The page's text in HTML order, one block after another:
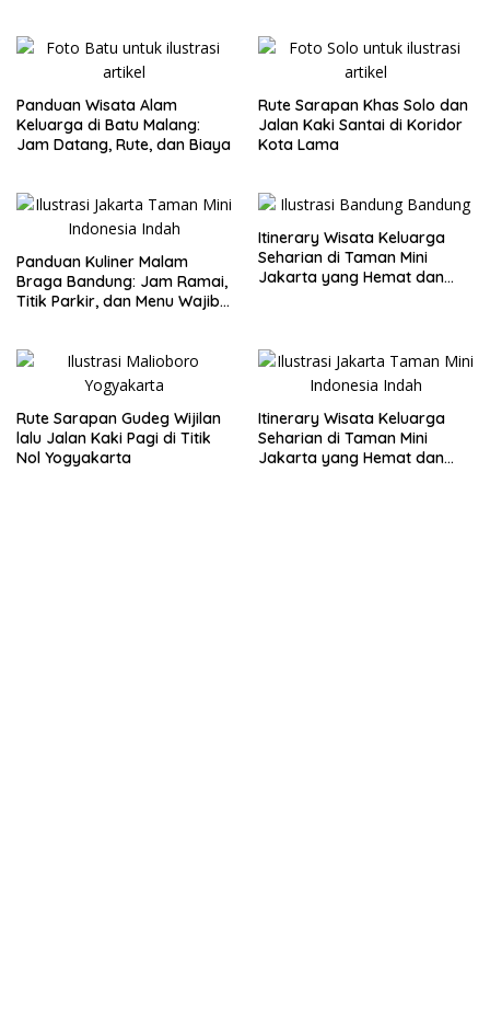
Panduan Wisata Alam
Keluarga di Batu Malang:
Jam Datang, Rute, dan Biaya
Rute Sarapan Khas Solo dan
Jalan Kaki Santai di Koridor
Kota Lama
Panduan Kuliner Malam
Braga Bandung: Jam Ramai,
Titik Parkir, dan Menu Wajib
Itinerary Wisata Keluarga
Seharian di Taman Mini
Jakarta yang Hemat dan
Rute Sarapan Gudeg Wijilan
lalu Jalan Kaki Pagi di Titik
Nol Yogyakarta
Itinerary Wisata Keluarga
Seharian di Taman Mini
Jakarta yang Hemat dan